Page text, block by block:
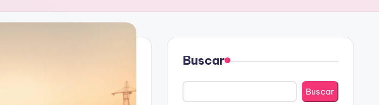
Buscar
Buscar